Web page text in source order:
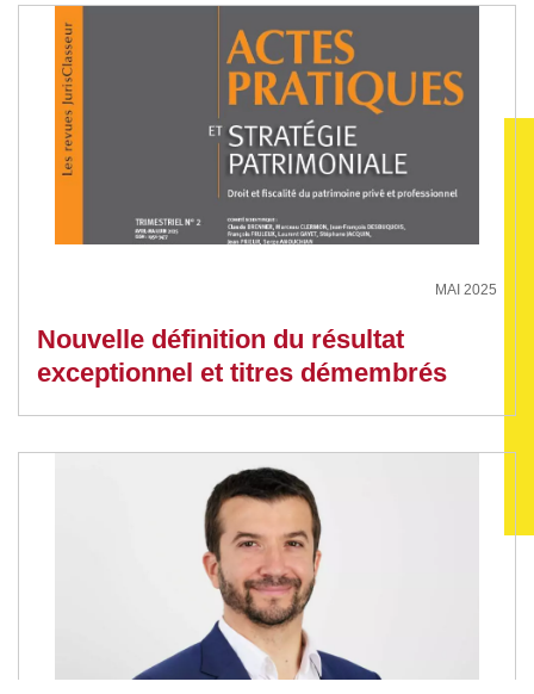
MAI 2025
Nouvelle définition du résultat
exceptionnel et titres démembrés